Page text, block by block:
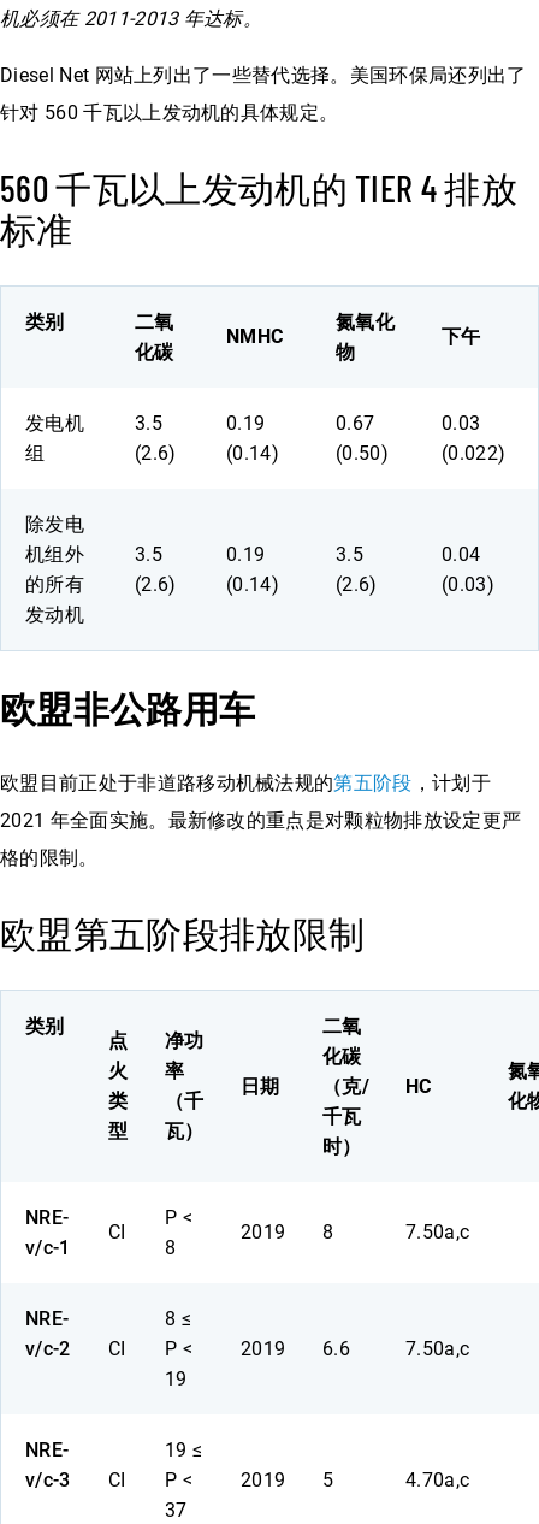
机必须在 2011-2013 年达标。
Diesel Net 网站上列出了一些替代选择。美国环保局还列出了
针对 560 千瓦以上发动机的具体规定。
560 千瓦以上发动机的 TIER 4 排放
标准
类别
二氧
化碳
NMHC
氮氧化
物
下午
发电机
组
3.5
(2.6)
0.19
(0.14)
0.67
(0.50)
0.03
(0.022)
除发电
机组外
的所有
发动机
3.5
(2.6)
0.19
(0.14)
3.5
(2.6)
0.04
(0.03)
欧盟非公路用车
欧盟目前正处于非道路移动机械法规的第五阶段 ，计划于
2021 年全面实施。最新修改的重点是对颗粒物排放设定更严
格的限制。
欧盟第五阶段排放限制
类别
点
火
类
型
净功
率
（千
瓦）
日期
二氧
化碳
（克/
千瓦
时）
HC
氮
化
NRE-
v/c-1
CI
P <
8
2019 8 7.50a,c
NRE-
v/c-2
CI
8 ≤
P <
19
2019 6.6 7.50a,c
NRE-
v/c-3
CI
19 ≤
P <
37
2019 5 4.70a,c